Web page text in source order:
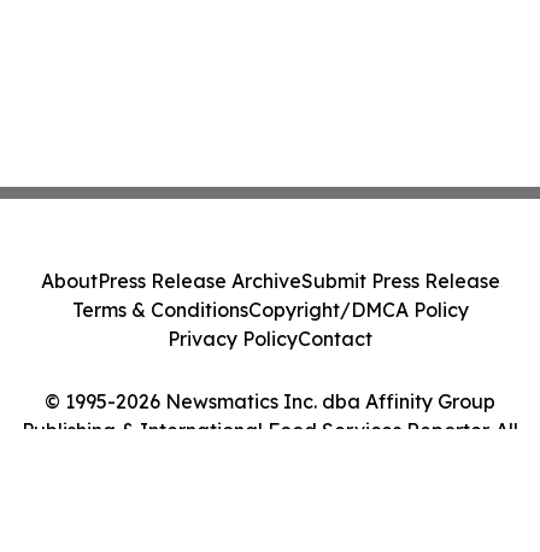
© 1995-2026 Newsmatics Inc. dba Affinity Group
Publishing & International Food Services Reporter. All
AboutPress Release ArchiveSubmit Press Release
Terms & ConditionsCopyright/DMCA Policy
Privacy PolicyContact